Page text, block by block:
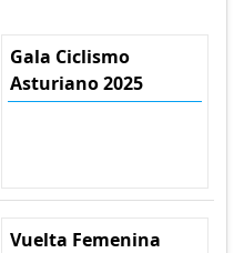
Gala Ciclismo
Asturiano 2025
Vuelta Femenina